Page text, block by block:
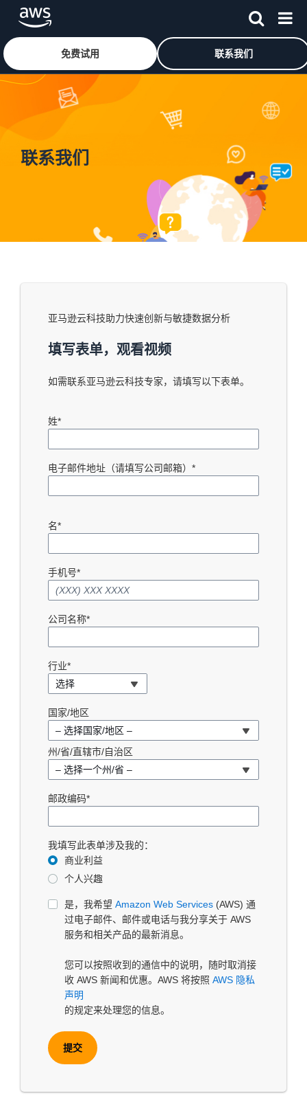
跳至主要内容
免费试用 联系我们
联系我们
亚马逊云科技助力快速创新与敏捷数据分析
填写表单，观看视频
如需联系亚马逊云科技专家，请填写以下表单。
姓*
电子邮件地址（请填写公司邮箱）*
名*
手机号*
公司名称*
行业*
选择
国家/地区
– 选择国家/地区 –
州/省/直辖市/自治区
– 选择一个州/省 –
邮政编码*
我填写此表单涉及我的：
商业利益
个人兴趣
是，我希望 Amazon Web Services (AWS) 通
过电子邮件、邮件或电话与我分享关于 AWS
服务和相关产品的最新消息。
您可以按照收到的通信中的说明，随时取消接
收 AWS 新闻和优惠。AWS 将按照 AWS 隐私
声明
的规定来处理您的信息。
提交